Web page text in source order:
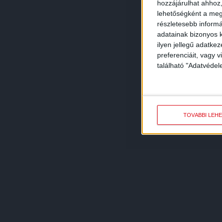
hozzájárulhat
lehetőségként a
részletesebb
adatainak bizonyos
ilyen jellegű
preferenciáit, vagy
található
TOVÁBBI